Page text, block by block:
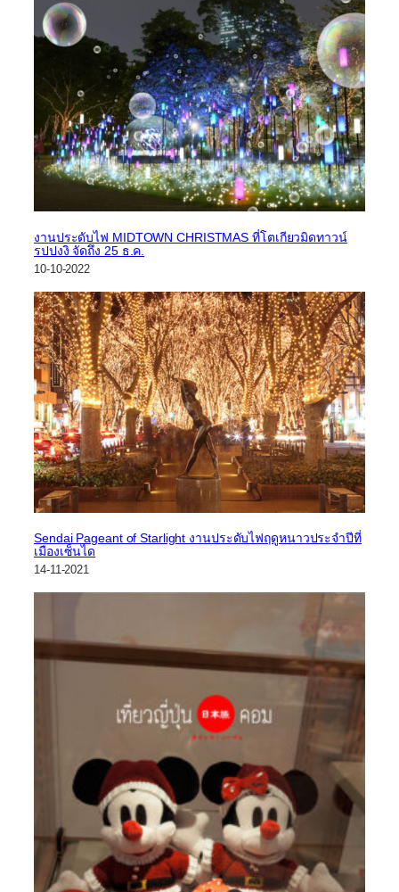
งานประดับไฟ MIDTOWN CHRISTMAS ที่โตเกียวมิดทาวน์
รปปงงิ จัดถึง 25 ธ.ค.
10-10-2022
Sendai Pageant of Starlight งานประดับไฟฤดูหนาวประจำปีที่
เมืองเซ็นได
14-11-2021